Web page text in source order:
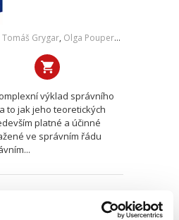
Tomáš Grygar, Olga Pouperová
výklad správního
to jak jeho teoretických
platné a účinné
ve správním řádu
Medicínské právo.